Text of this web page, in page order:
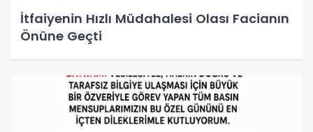
İtfaiyenin Hızlı Müdahalesi Olası Facianın
Önüne Geçti